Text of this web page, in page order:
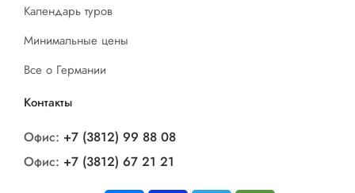
Календарь туров
Минимальные цены
Все о Германии
Контакты
Офис: +7 (3812) 99 88 08
Офис: +7 (3812) 67 21 21